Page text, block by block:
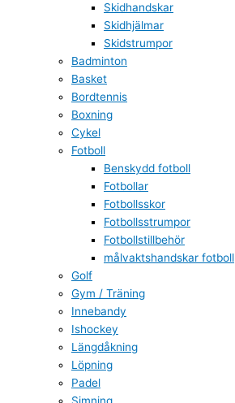
Skidhandskar
Skidhjälmar
Skidstrumpor
Badminton
Basket
Bordtennis
Boxning
Cykel
Fotboll
Benskydd fotboll
Fotbollar
Fotbollsskor
Fotbollsstrumpor
Fotbollstillbehör
målvaktshandskar fotboll
Golf
Gym / Träning
Innebandy
Ishockey
Längdåkning
Löpning
Padel